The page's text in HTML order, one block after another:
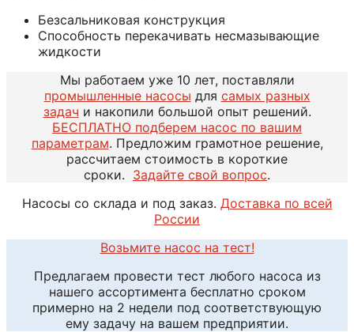
Безсальниковая конструкция
Способность перекачивать несмазывающие
жидкости
Мы работаем уже 10 лет, поставляли
промышленные насосы для самых разных
задач и накопили большой опыт решений.
БЕСПЛАТНО подберем насос по вашим
параметрам. Предложим грамотное решение,
рассчитаем стоимость в короткие
сроки. Задайте свой вопрос.
Насосы со склада и под заказ. Доставка по всей
России
Возьмите насос на тест!
Предлагаем провести тест любого насоса из
нашего ассортимента бесплатно сроком
примерно на 2 недели под соответствующую
ему задачу на вашем предприятии.